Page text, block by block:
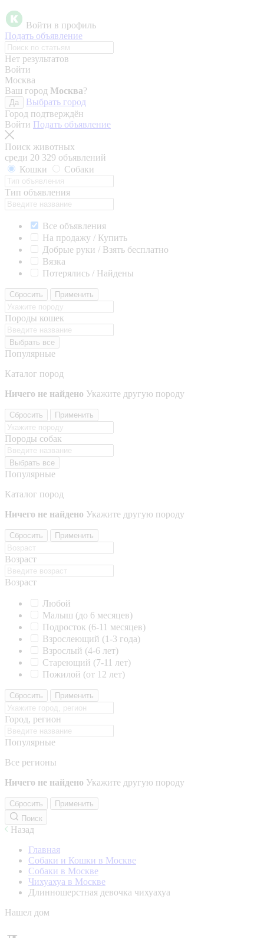
Войти в профиль
Подать объявление
Нет результатов
Войти
Москва
Ваш город Москва?
Да
Выбрать город
Город подтверждён
Войти Подать объявление
Поиск животных
среди 20 329 объявлений
Кошки
Собаки
Тип объявления
Все объявления
На продажу / Купить
Добрые руки / Взять бесплатно
Вязка
Потерялись / Найдены
Сбросить Применить
Породы кошек
Выбрать все
Популярные
Каталог пород
Ничего не найдено Укажите другую породу
Сбросить Применить
Породы собак
Выбрать все
Популярные
Каталог пород
Ничего не найдено Укажите другую породу
Сбросить Применить
Возраст
Возраст
Любой
Малыш (до 6 месяцев)
Подросток (6-11 месяцев)
Взрослеющий (1-3 года)
Взрослый (4-6 лет)
Стареющий (7-11 лет)
Пожилой (от 12 лет)
Сбросить Применить
Город, регион
Популярные
Все регионы
Ничего не найдено Укажите другую породу
Сбросить
Применить
Поиск
Назад
Главная
Собаки и Кошки в Москве
Собаки в Москве
Чихуахуа в Москве
Длинношерстная девочка чихуахуа
Нашел дом